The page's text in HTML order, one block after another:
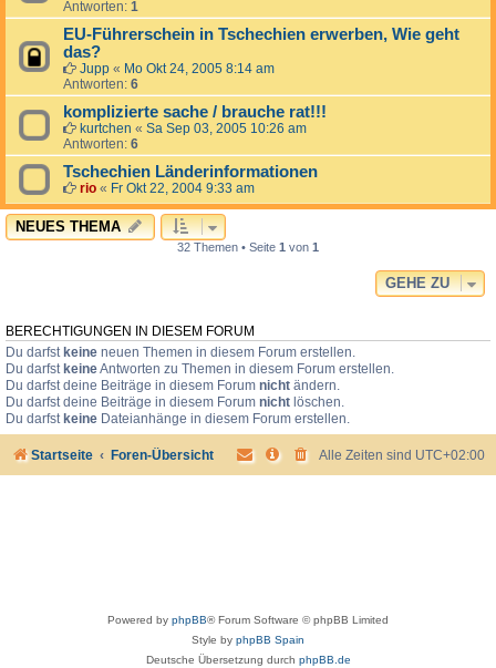
Antworten: 1
EU-Führerschein in Tschechien erwerben, Wie geht
das?
Jupp « Mo Okt 24, 2005 8:14 am
Antworten: 6
komplizierte sache / brauche rat!!!
kurtchen « Sa Sep 03, 2005 10:26 am
Antworten: 6
Tschechien Länderinformationen
rio « Fr Okt 22, 2004 9:33 am
NEUES THEMA
32 Themen • Seite 1 von 1
GEHE ZU
BERECHTIGUNGEN IN DIESEM FORUM
Du darfst keine neuen Themen in diesem Forum erstellen.
Du darfst keineAntworten zu Themen in diesem Forum erstellen.
Du darfst deine Beiträge in diesem Forum nicht ändern.
Du darfst deine Beiträge in diesem Forum nicht löschen.
Du darfst keine Dateianhänge in diesem Forum erstellen.
Startseite Foren-Übersicht Alle Zeiten sind UTC+02:00
Powered by phpBB® Forum Software © phpBB Limited
Style by phpBB Spain
Deutsche Übersetzung durch phpBB.de